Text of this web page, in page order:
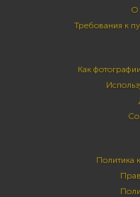
О
Требования к
Как
Политика